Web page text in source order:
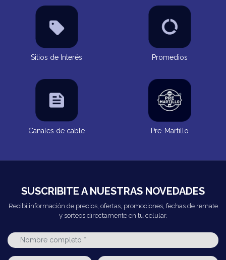
Sitios de Interés Promedios
Canales de cable Pre-Martillo
SUSCRIBITE A NUESTRAS NOVEDADES
Recibí información de precios, ofertas, promociones, fechas de remate
y sorteos directamente en tu celular.